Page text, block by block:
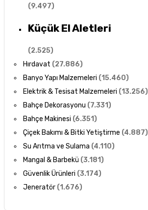
(9.497)
Küçük El Aletleri
(2.525)
Hırdavat (27.886)
Banyo Yapı Malzemeleri (15.460)
Elektrik & Tesisat Malzemeleri (13.256)
Bahçe Dekorasyonu (7.331)
Bahçe Makinesi (6.351)
Çiçek Bakımı & Bitki Yetiştirme (4.887)
Su Arıtma ve Sulama (4.110)
Mangal & Barbekü (3.181)
Güvenlik Ürünleri (3.174)
Jeneratör (1.676)